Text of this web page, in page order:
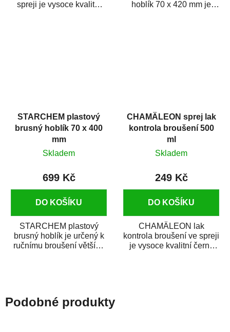
spreji je vysoce kvalitní
hoblík 70 x 420 mm je
STARCHEM plastový
brusný hoblík 70 x 400
mm
Skladem
699 Kč
DO KOŠÍKU
STARCHEM plastový
brusný hoblík je určený k
ručnímu broušení větších
CHAMÄLEON sprej lak
kontrola broušení 500
ml
Skladem
249 Kč
DO KOŠÍKU
CHAMÄLEON lak
kontrola broušení ve spreji
je vysoce kvalitní černý
Podobné produkty